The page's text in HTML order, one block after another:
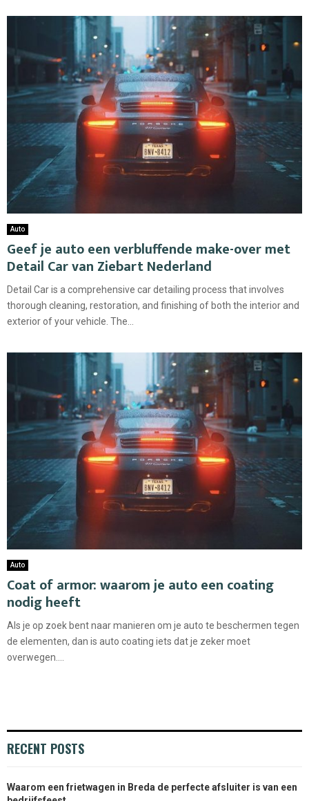
Auto
Geef je auto een verbluffende make-over met
Detail Car van Ziebart Nederland
Detail Car is a comprehensive car detailing process that involves
thorough cleaning, restoration, and finishing of both the interior and
exterior of your vehicle. The...
Auto
Coat of armor: waarom je auto een coating
nodig heeft
Als je op zoek bent naar manieren om je auto te beschermen tegen
de elementen, dan is auto coating iets dat je zeker moet
overwegen....
RECENT POSTS
Waarom een frietwagen in Breda de perfecte afsluiter is van een